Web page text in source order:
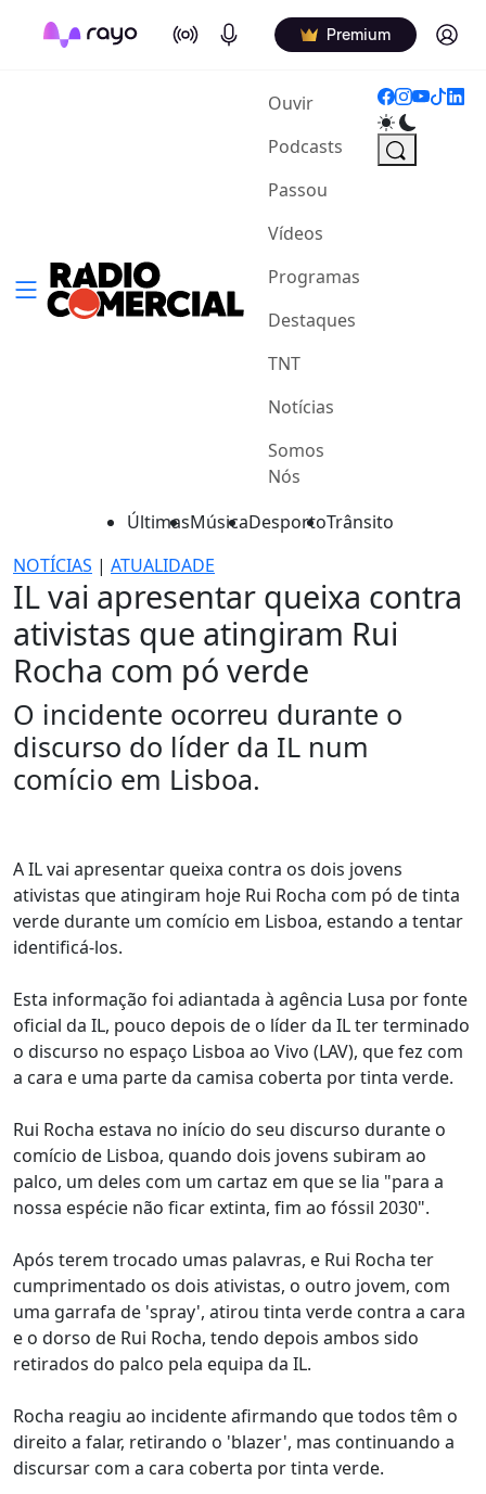
On Air Podcasts Premium Log in
Ouvir(current)
Podcasts
Passou
Vídeos
Programas
Destaques
TNT
Notícias
Somos
Nós
ÚltimasMúsicaDesportoTrânsito
NOTÍCIAS | ATUALIDADE
IL vai apresentar queixa contra
ativistas que atingiram Rui
Rocha com pó verde
O incidente ocorreu durante o
discurso do líder da IL num
comício em Lisboa.
A IL vai apresentar queixa contra os dois jovens
ativistas que atingiram hoje Rui Rocha com pó de tinta
verde durante um comício em Lisboa, estando a tentar
identificá-los.
Esta informação foi adiantada à agência Lusa por fonte
oficial da IL, pouco depois de o líder da IL ter terminado
o discurso no espaço Lisboa ao Vivo (LAV), que fez com
a cara e uma parte da camisa coberta por tinta verde.
Rui Rocha estava no início do seu discurso durante o
comício de Lisboa, quando dois jovens subiram ao
palco, um deles com um cartaz em que se lia "para a
nossa espécie não ficar extinta, fim ao fóssil 2030".
Após terem trocado umas palavras, e Rui Rocha ter
cumprimentado os dois ativistas, o outro jovem, com
uma garrafa de 'spray', atirou tinta verde contra a cara
e o dorso de Rui Rocha, tendo depois ambos sido
retirados do palco pela equipa da IL.
Rocha reagiu ao incidente afirmando que todos têm o
direito a falar, retirando o 'blazer', mas continuando a
discursar com a cara coberta por tinta verde.